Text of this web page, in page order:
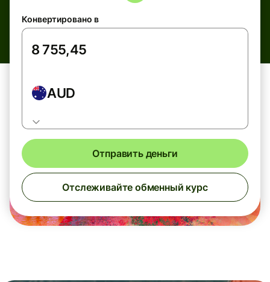
Конвертировано в
AUD
Отправить деньги
Отслеживайте обменный курс